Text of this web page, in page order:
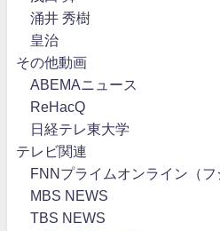
涌井 秀樹
皇治
その他動画
ABEMAニュース
ReHacQ
日経テレ東大学
テレビ関連
FNNプライムオンライン（フ
MBS NEWS
TBS NEWS